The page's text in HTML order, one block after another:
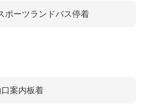
ポーツランドバス停着
案内板着